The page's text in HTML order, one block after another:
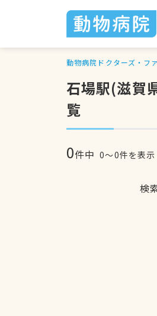
動物病院ドクターズ・フ
石場駅(滋賀
覧
0件中 0〜0件を表示
検